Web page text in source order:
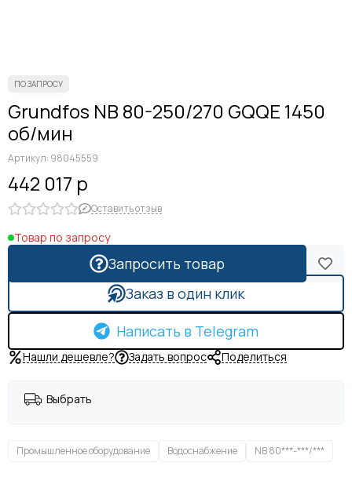
Grundfos NB 80-250/270 GQQE 1450
об/мин
Артикул: 98045559
442 017 р
Оставить отзыв
Товар по запросу
Запросить товар
Заказ в один клик
Написать в Telegram
Нашли дешевле? Задать вопрос Поделиться
Выбрать
Промышленное оборудование Водоснабжение NB 80***-***/***